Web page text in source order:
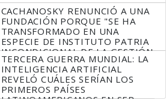
CACHANOSKY RENUNCIÓ A UNA
FUNDACIÓN PORQUE "SE HA
TRANSFORMADO EN UNA
ESPECIE DE INSTITUTO PATRIA
INCONDICIONAL DE LA GESTIÓN
DE MILEI"
TERCERA GUERRA MUNDIAL: LA
INTELIGENCIA ARTIFICIAL
REVELÓ CUÁLES SERÍAN LOS
PRIMEROS PAÍSES
LATINOAMERICANOS EN SER